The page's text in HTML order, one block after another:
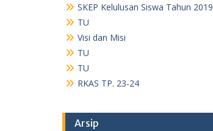
SKEP Kelulusan Siswa Tahun 2019
TU
Visi dan Misi
TU
TU
RKAS TP. 23-24
Arsip